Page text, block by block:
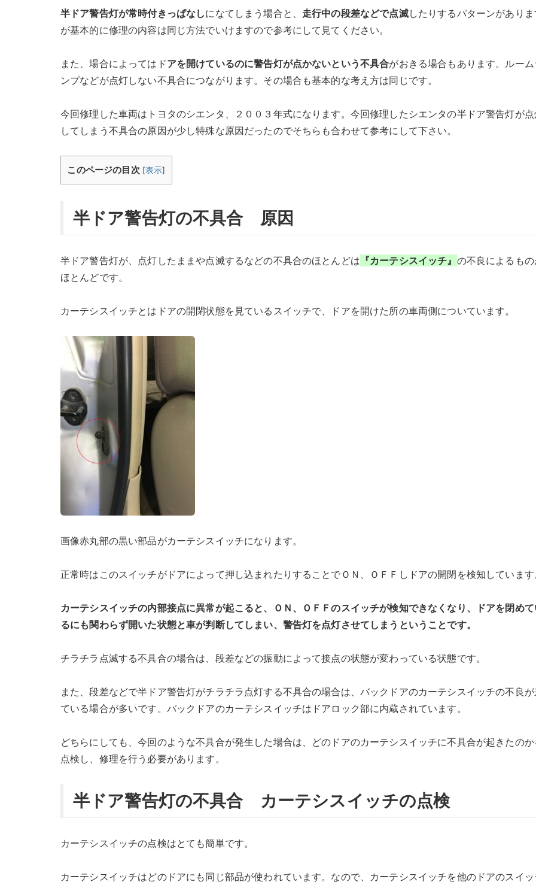
半ドア警告灯が常時付きっぱなしになてしまう場合と、 走行中の段差などで点滅したりするパターンがありま
が基本的に修理の内容は同じ方法でいけますので参考にして見てください。
また、場合によってはドアを開けているのに警告灯が点かないという不具合がおきる場合もあります。ルーム
ンプなどが点灯しない不具合につながります。その場合も基本的な考え方は同じです。
今回修理した車両はトヨタのシエンタ、２００３年式になります。今回修理したシエンタの半ドア警告灯が
してしまう不具合の原因が少し特殊な原因だったのでそちらも合わせて参考にして下さい。
このページの目次 [表示]
半ドア警告灯の不具合 原因
半ドア警告灯が、点灯したままや点滅するなどの不具合のほとんどは 『カーテシスイッチ』 の不良によるも
ほとんどです。
カーテシスイッチとはドアの開閉状態を見ているスイッチで、ドアを開けた所の車両側についています。
画像赤丸部の黒い部品がカーテシスイッチになります。
正常時はこのスイッチがドアによって押し込まれたりすることでＯＮ、ＯＦＦしドアの開閉を検知しています
カーテシスイッチの内部接点に異常が起こると、ＯＮ、ＯＦＦのスイッチが検知できなくなり、ドアを閉め
るにも関わらず開いた状態と車が判断してしまい、警告灯を点灯させてしまうということです。
チラチラ点滅する不具合の場合は、段差などの振動によって接点の状態が変わっている状態です。
また、段差などで半ドア警告灯がチラチラ点灯する不具合の場合は、バックドアのカーテシスイッチの不良
ている場合が多いです。バックドアのカーテシスイッチはドアロック部に内蔵されています。
どちらにしても、今回のような不具合が発生した場合は、どのドアのカーテシスイッチに不具合が起きたのか
点検し、修理を行う必要があります。
半ドア警告灯の不具合 カーテシスイッチの点検
カーテシスイッチの点検はとても簡単です。
カーテシスイッチはどのドアにも同じ部品が使われています。なので、カーテシスイッチを他のドアのスイッ